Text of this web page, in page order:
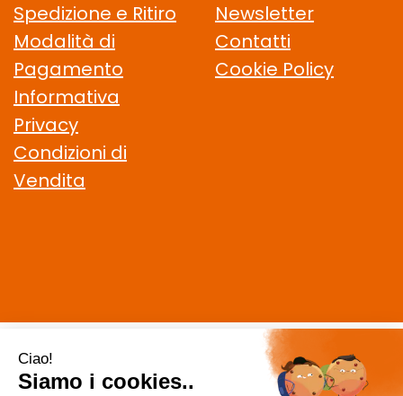
Spedizione e Ritiro
Modalità di
Pagamento
Informativa
Privacy
Condizioni di
Vendita
Newsletter
Contatti
Cookie Policy
CELIACHIAMO.COM SRL
- VIA DELLA MAGLIANA, 183 00146
Roma (RM)